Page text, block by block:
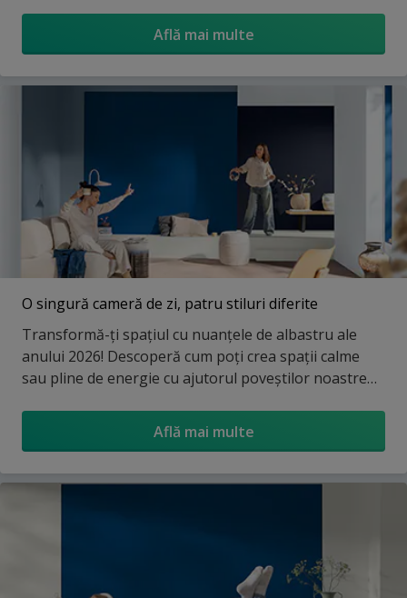
Află mai multe
O singură cameră de zi, patru stiluri diferite
Transformă-ți spațiul cu nuanțele de albastru ale
anului 2026! Descoperă cum poți crea spații calme
sau pline de energie cu ajutorul poveștilor noastre
Află mai multe